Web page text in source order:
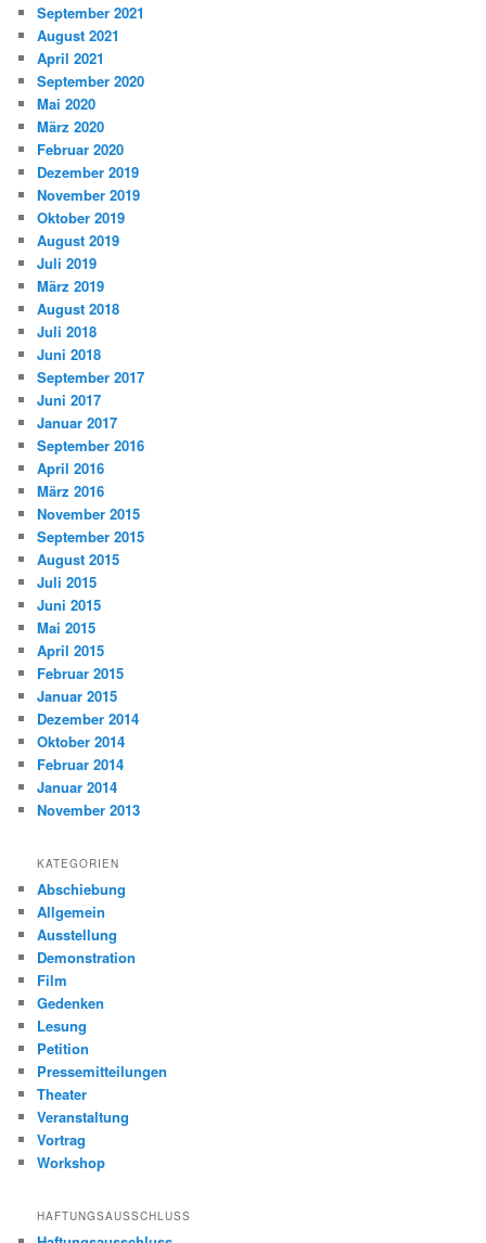
September 2021
August 2021
April 2021
September 2020
Mai 2020
März 2020
Februar 2020
Dezember 2019
November 2019
Oktober 2019
August 2019
Juli 2019
März 2019
August 2018
Juli 2018
Juni 2018
September 2017
Juni 2017
Januar 2017
September 2016
April 2016
März 2016
November 2015
September 2015
August 2015
Juli 2015
Juni 2015
Mai 2015
April 2015
Februar 2015
Januar 2015
Dezember 2014
Oktober 2014
Februar 2014
Januar 2014
November 2013
KATEGORIEN
Abschiebung
Allgemein
Ausstellung
Demonstration
Film
Gedenken
Lesung
Petition
Pressemitteilungen
Theater
Veranstaltung
Vortrag
Workshop
HAFTUNGSAUSSCHLUSS